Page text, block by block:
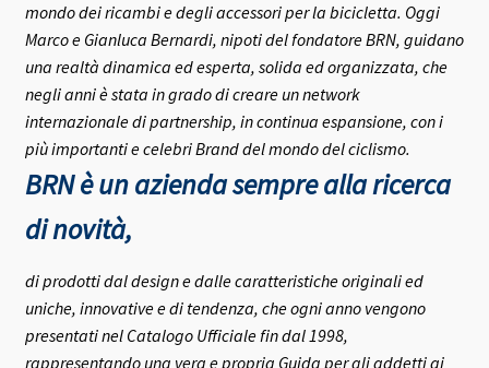
mondo dei ricambi e degli accessori per la bicicletta. Oggi
Marco e Gianluca Bernardi, nipoti del fondatore BRN, guidano
una realtà dinamica ed esperta, solida ed organizzata, che
negli anni è stata in grado di creare un network
internazionale di partnership, in continua espansione, con i
più importanti e celebri Brand del mondo del ciclismo.
BRN è un azienda sempre alla ricerca
di novità,
di prodotti dal design e dalle caratteristiche originali ed
uniche, innovative e di tendenza, che ogni anno vengono
presentati nel Catalogo Ufficiale fin dal 1998,
rappresentando una vera e propria Guida per gli addetti ai